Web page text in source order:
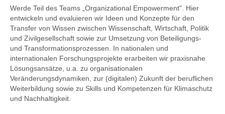
Werde Teil des Teams „Organizational Empowerment". Hier
entwickeln und evaluieren wir Ideen und Konzepte für den
Transfer von Wissen zwischen Wissenschaft, Wirtschaft, Politik
und Zivilgesellschaft sowie zur Umsetzung von Beteiligungs-
und Transformationsprozessen. In nationalen und
internationalen Forschungsprojekte erarbeiten wir praxisnahe
Lösungsansätze, u.a. zu organisationalen
Veränderungsdynamiken, zur (digitalen) Zukunft der beruflichen
Weiterbildung sowie zu Skills und Kompetenzen für Klimaschutz
und Nachhaltigkeit.